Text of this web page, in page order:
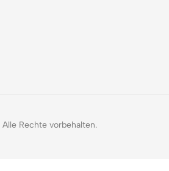
Rechte vorbehalten.